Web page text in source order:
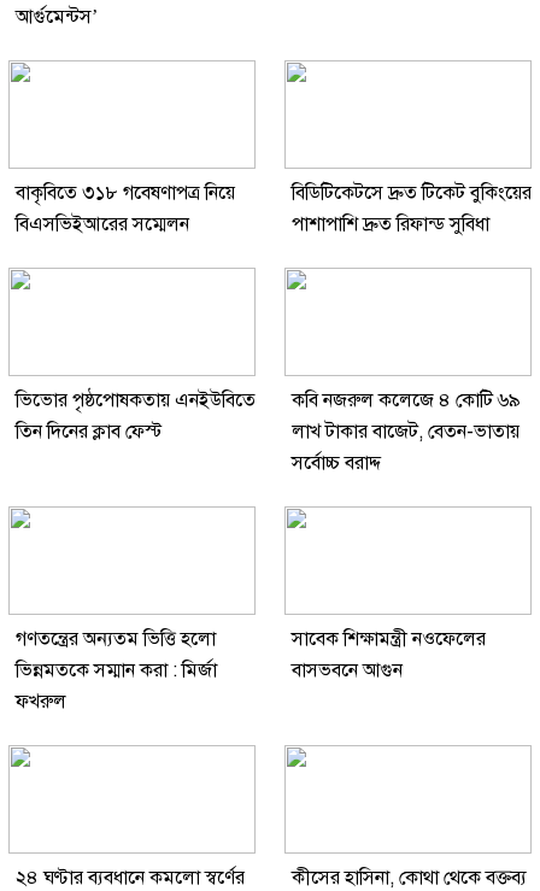
আর্গুমেন্টস’
বাকৃবিতে ৩১৮ গবেষণাপত্র নিয়ে
বিএসভিইআরের সম্মেলন
বিডিটিকেটসে দ্রুত টিকেট বুকিংয়ের
পাশাপাশি দ্রুত রিফান্ড সুবিধা
ভিভোর পৃষ্ঠপোষকতায় এনইউবিতে
তিন দিনের ক্লাব ফেস্ট
কবি নজরুল কলেজে ৪ কোটি ৬৯
লাখ টাকার বাজেট, বেতন-ভাতায়
সর্বোচ্চ বরাদ্দ
গণতন্ত্রের অন্যতম ভিত্তি হলো
ভিন্নমতকে সম্মান করা : মির্জা
ফখরুল
সাবেক শিক্ষামন্ত্রী নওফেলের
বাসভবনে আগুন
২৪ ঘণ্টার ব্যবধানে কমলো স্বর্ণের
কীসের হাসিনা, কোথা থেকে বক্তব্য